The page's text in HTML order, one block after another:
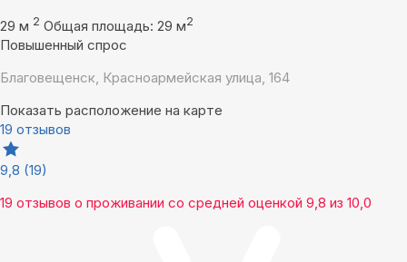
29 м 2 Общая площадь: 29 м2
Повышенный спрос
Благовещенск, Красноармейская улица, 164
Показать расположение на карте
19 отзывов
9,8 (19)
19 отзывов о проживании со средней оценкой 9,8 из 10,0